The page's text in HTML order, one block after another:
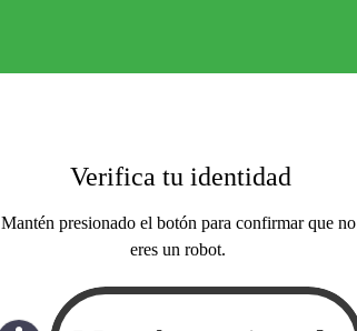
Verifica tu identidad
Mantén presionado el botón para confirmar que no
eres un robot.